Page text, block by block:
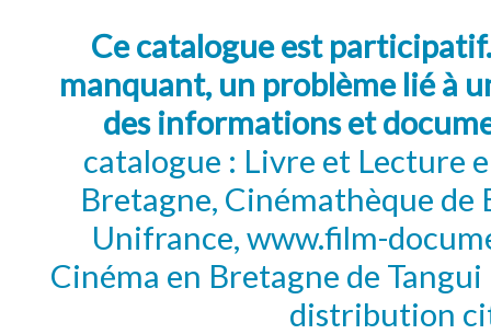
Ce catalogue est
manquant, un problème lié à
des informations et
catalogue : Livre et Lecture
Bretagne, Cinémathèque de
Unifrance, www.film-
Cinéma en Bretagne de
distribution